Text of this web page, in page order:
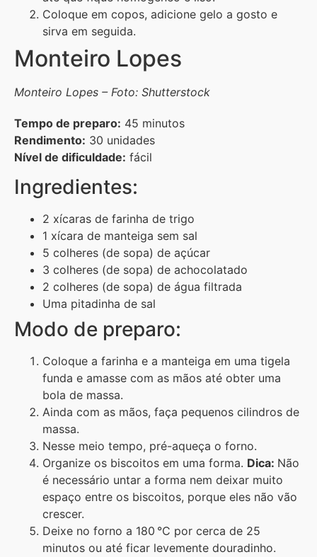
Coloque em copos, adicione gelo a gosto e
sirva em seguida.
Monteiro Lopes
Monteiro Lopes – Foto: Shutterstock
Tempo de preparo: 45 minutos
Rendimento: 30 unidades
Nível de dificuldade: fácil
Ingredientes:
2 xícaras de farinha de trigo
1 xícara de manteiga sem sal
5 colheres (de sopa) de açúcar
3 colheres (de sopa) de achocolatado
2 colheres (de sopa) de água filtrada
Uma pitadinha de sal
Modo de preparo:
Coloque a farinha e a manteiga em uma tigela
funda e amasse com as mãos até obter uma
bola de massa.
Ainda com as mãos, faça pequenos cilindros de
massa.
Nesse meio tempo, pré-aqueça o forno.
Organize os biscoitos em uma forma. Dica: Não
é necessário untar a forma nem deixar muito
espaço entre os biscoitos, porque eles não vão
crescer.
Deixe no forno a 180 °C por cerca de 25
minutos ou até ficar levemente douradinho.